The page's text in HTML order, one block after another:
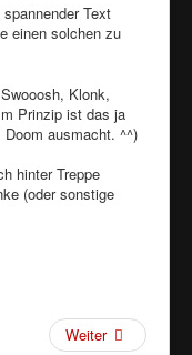
Text
einen solchen zu
Klonk,
Prinzip ist das ja
ausmacht. ^^)
hinter Treppe
(oder sonstige
Weiter